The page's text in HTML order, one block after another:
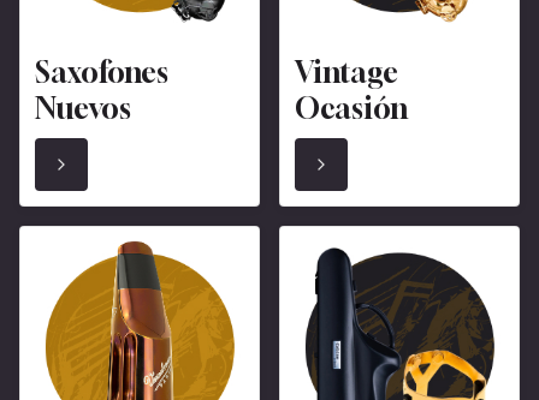
Saxofones
Nuevos
Vintage
Ocasión